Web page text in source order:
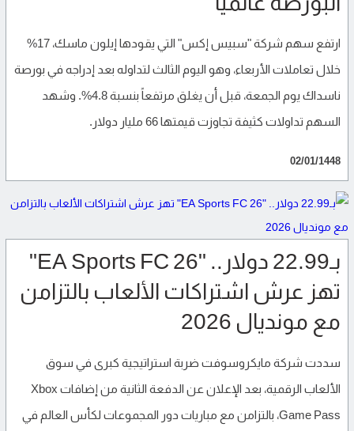
ارتفع سهم شركة "سبيس إكس" التي يقودها إيلون ماسك، 17%
خلال تعاملات الأربعاء، وهو اليوم الثالث لتداوله بعد إدراجه في بورصة
ناسداك يوم الجمعة، قبل أن يغلق مرتفعاً بنسبة 4.8%. وشهد
السهم تداولات كثيفة تجاوزت قيمتها 66 مليار دولار.
02/01/1448
بـ22.99 دولار.. "EA Sports FC 26"
تهز عرش اشتراكات الألعاب بالتزامن
مع مونديال 2026
سددت شركة مايكروسوفت ضربة استراتيجية كبرى في سوق
الألعاب الرقمية، بعد الإعلان عن الدفعة الثانية من إضافات Xbox
Game Pass، بالتزامن مع مباريات دور المجموعات لكأس العالم في